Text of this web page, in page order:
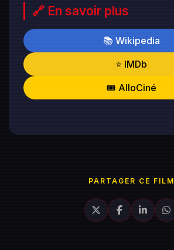
🔗 En savoir plus
📚 Wikipedia
⭐ IMDb
🎟️ AlloCiné
PARTAGER CE FILM